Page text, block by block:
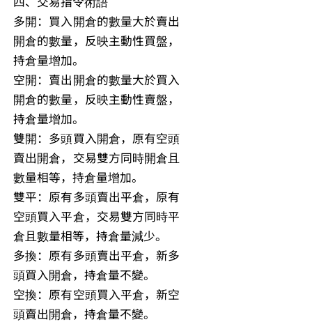
多開：買入開倉的數量大於賣出
開倉的數量，反映主動性買盤，
持倉量增加。
空開：賣出開倉的數量大於買入
開倉的數量，反映主動性賣盤，
持倉量增加。
雙開：多頭買入開倉，原有空頭
賣出開倉，交易雙方同時開倉且
數量相等，持倉量增加。
雙平：原有多頭賣出平倉，原有
空頭買入平倉，交易雙方同時平
倉且數量相等，持倉量減少。
多換：原有多頭賣出平倉，新多
頭買入開倉，持倉量不變。
空換：原有空頭買入平倉，新空
頭賣出開倉，持倉量不變。